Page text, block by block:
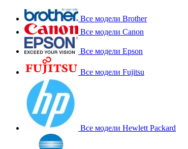
Все модели Brother
Все модели Canon
Все модели Epson
Все модели Fujitsu
Все модели Hewlett Packard